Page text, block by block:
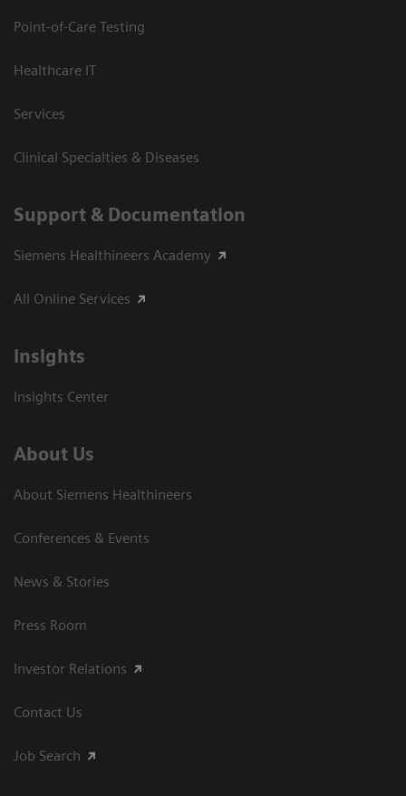
Point-of-Care Testing
Healthcare IT
Services
Clinical Specialties & Diseases
Support & Documentation
Siemens Healthineers Academy
All Online Services
Insights
Insights Center
About Us
About Siemens Healthineers
Conferences & Events
News & Stories
Press Room
Investor Relations
Contact Us
Job Search